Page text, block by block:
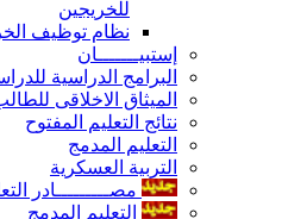
للخريجين
نظام توظيف
إستبيـــــــان
البرامج الدراسية
الميثاق الاخلاقى
نتائج التعليم المفتوح
التعليم المدمج
التربية العسكرية
مصـــــــــادر
التعليم المدمج